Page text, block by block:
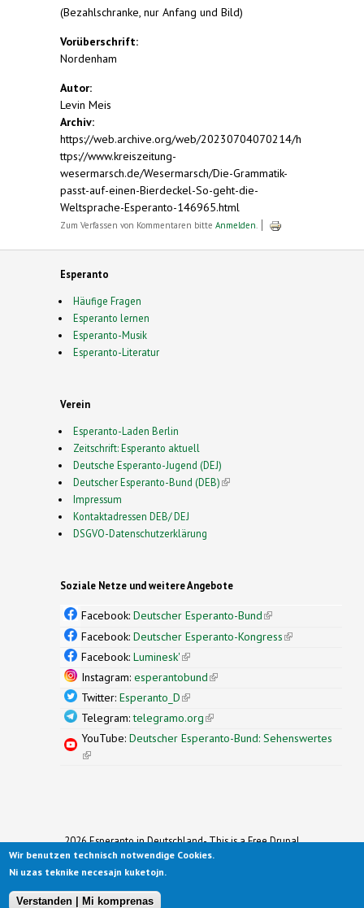
(Bezahlschranke, nur Anfang und Bild)
Vorüberschrift:
Nordenham
Autor:
Levin Meis
Archiv:
https://web.archive.org/web/20230704070214/h
ttps://www.kreiszeitung-
wesermarsch.de/Wesermarsch/Die-Grammatik-
passt-auf-einen-Bierdeckel-So-geht-die-
Weltsprache-Esperanto-146965.html
Zum Verfassen von Kommentaren bitte Anmelden
Esperanto
Häufige Fragen
Esperanto lernen
Esperanto-Musik
Esperanto-Literatur
Verein
Esperanto-Laden Berlin
Zeitschrift: Esperanto aktuell
Deutsche Esperanto-Jugend (DEJ)
Deutscher Esperanto-Bund (DEB)(link is external)
Impressum
Kontaktadressen DEB/ DEJ
DSGVO-Datenschutzerklärung
Soziale Netze und weitere Angebote
Facebook: Deutscher Esperanto-Bund(link is
external)
Facebook: Deutscher Esperanto-Kongress(link is
Facebook: Luminesk'(link is external)
Instagram: esperantobund(link is external)
Twitter: Esperanto_D(link is external)
Telegram:telegramo.org(link is external)
YouTube: Deutscher Esperanto-Bund: Sehenswertes
(link is external)
2026 Esperanto in Deutschland- This is a Free Drupal
Theme
Ported to Drupal for the Open Source Community by
Original design by
Wir benutzen technisch notwendige Cookies.
Ni uzas teknike necesajn kuketojn.
Verstanden | Mi komprenas